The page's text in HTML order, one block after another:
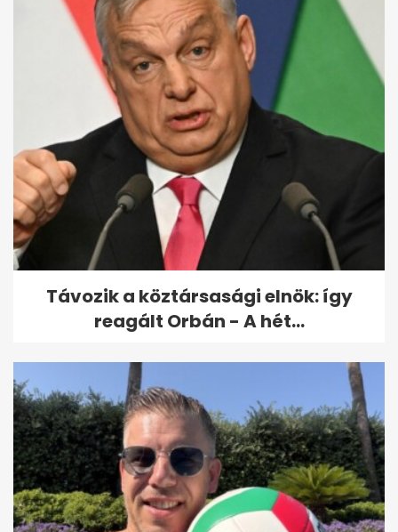
Ebzárlatot rendeltek el az
ország több pontján
Távozik a köztársasági elnök: így
reagált Orbán - A hét...